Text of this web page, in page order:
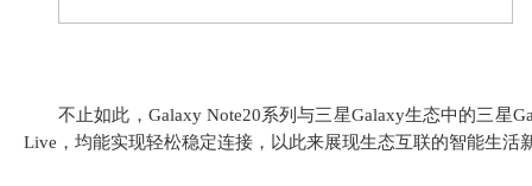
不止如此，Galaxy Note20系列与三星Galaxy生态中的三星
Live，均能实现轻松稳定连接，以此来展现生态互联的智能生活